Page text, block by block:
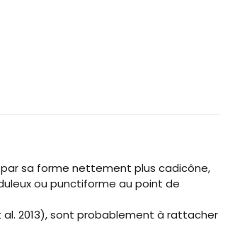
par sa forme nettement plus cadicône,
ou punctiforme au point de
al. 2013), sont probablement à rattacher